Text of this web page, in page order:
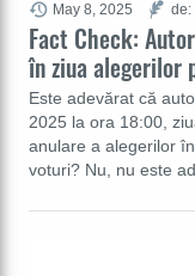
Fact Check:
în ziua alegerilor
Este adevărat că
2025 la ora 18:00,
anulare a alegerilor
voturi? Nu, nu este
May 8, 2025 de: